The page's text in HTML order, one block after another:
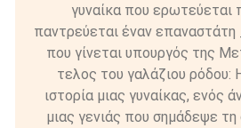
γυναίκα που ερωτεύεται
παντρεύεται έναν
που γίνεται υπουργός της
τελος του γαλάζιου ρόδου:
ιστορία μιας γυναίκας, ενός
μιας γενιάς που σημάδεψε